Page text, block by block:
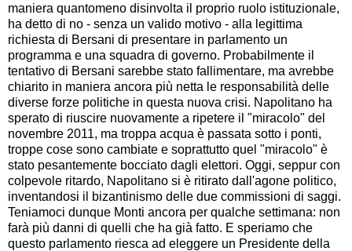
maniera quantomeno disinvolta il proprio ruolo istituzionale,
ha detto di no - senza un valido motivo - alla legittima
richiesta di Bersani di presentare in parlamento un
programma e una squadra di governo. Probabilmente il
tentativo di Bersani sarebbe stato fallimentare, ma avrebbe
chiarito in maniera ancora più netta le responsabilità delle
diverse forze politiche in questa nuova crisi. Napolitano ha
sperato di riuscire nuovamente a ripetere il "miracolo" del
novembre 2011, ma troppa acqua è passata sotto i ponti,
troppe cose sono cambiate e soprattutto quel "miracolo" è
stato pesantemente bocciato dagli elettori. Oggi, seppur con
colpevole ritardo, Napolitano si è ritirato dall'agone politico,
inventandosi il bizantinismo delle due commissioni di saggi.
Teniamoci dunque Monti ancora per qualche settimana: non
farà più danni di quelli che ha già fatto. E speriamo che
questo parlamento riesca ad eleggere un Presidente della